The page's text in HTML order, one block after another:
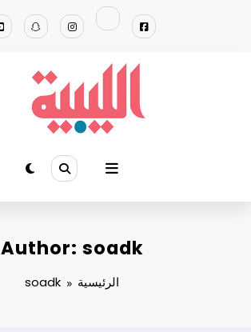
Author: soadk
الرئيسية soadk